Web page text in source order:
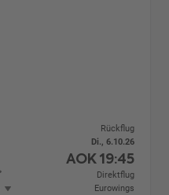
Rückflug
Di., 6.10.26
AOK19:45
Direktflug
Eurowings